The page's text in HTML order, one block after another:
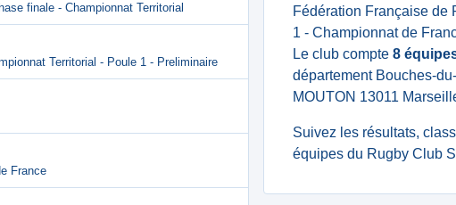
finale - Championnat Territorial
Territorial - Poule 1 - Preliminaire
France
Fédération Française de
1 - Championnat de
Le club compte 8
département Bouches-
MOUTON 13011
Suivez les résultats,
équipes du Rugby Club